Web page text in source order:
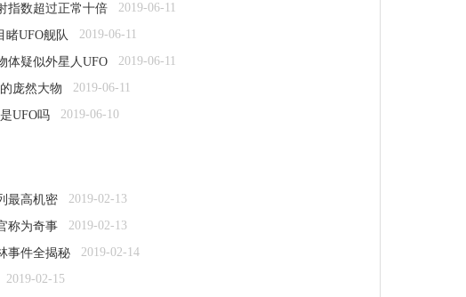
指数超过正常十倍 2019-06-11
睹UFO舰队 2019-06-11
体疑似外星人UFO 2019-06-11
庞然大物 2019-06-11
UFO吗 2019-06-10
最高机密 2019-02-13
称为奇事 2019-02-13
事件全揭秘 2019-02-14
2019-02-15